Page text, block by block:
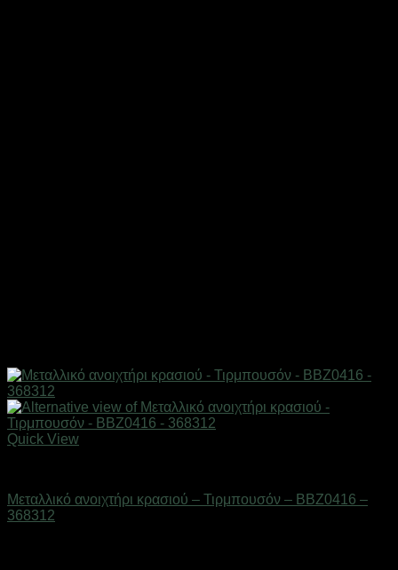
Quick View
Μεταλλικό ανοιχτήρι κρασιού – Τιρμπουσόν – BBZ0416 –
368312